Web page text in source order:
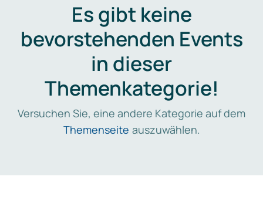
Es gibt keine
bevorstehenden Events
in dieser
Themenkategorie!
Versuchen Sie, eine andere Kategorie auf dem
Themenseite auszuwählen.